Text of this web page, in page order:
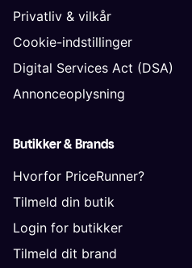
Privatliv & vilkår
Cookie-indstillinger
Digital Services Act (DSA)
Annonceoplysning
Butikker & Brands
Hvorfor PriceRunner?
Tilmeld din butik
Login for butikker
Tilmeld dit brand